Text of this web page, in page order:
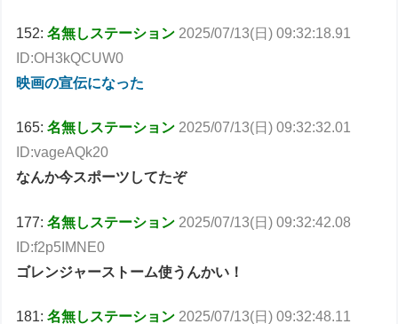
152:名無しステーション 2025/07/13(日) 09:32:18.91
ID:OH3kQCUW0
映画の宣伝になった
165:名無しステーション 2025/07/13(日) 09:32:32.01
ID:vageAQk20
なんか今スポーツしてたぞ
177:名無しステーション 2025/07/13(日) 09:32:42.08
ID:f2p5IMNE0
ゴレンジャーストーム使うんかい！
181:名無しステーション 2025/07/13(日) 09:32:48.11